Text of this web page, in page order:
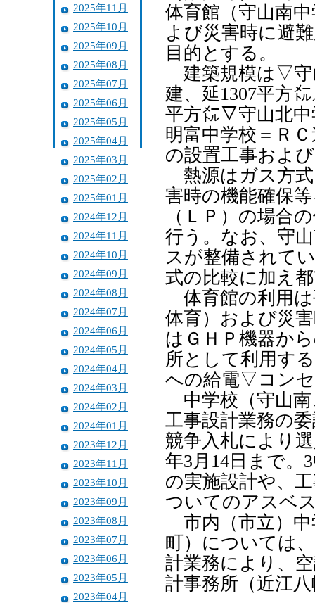
2025年11月
2025年10月
2025年09月
2025年08月
2025年07月
2025年06月
2025年05月
2025年04月
2025年03月
2025年02月
2025年01月
2024年12月
2024年11月
2024年10月
2024年09月
2024年08月
2024年07月
2024年06月
2024年05月
2024年04月
2024年03月
2024年02月
2024年01月
2023年12月
2023年11月
2023年10月
2023年09月
2023年08月
2023年07月
2023年06月
2023年05月
2023年04月
体育館（守山南
よび災害時に避
目的とする。
建築規模は▽守
建、延1307平方
平方㍍▽守山北中
明富中学校＝Ｒ
の設置工事およ
熱源はガス方式
害時の機能確保
（ＬＰ）の場合
行う。なお、守
スが整備されて
式の比較に加え
体育館の利用は
体育）および災
はＧＨＰ機器か
所として利用す
への給電▽コン
中学校（守山南
工事設計業務の
競争入札により
年3月14日まで。
の実施設計や、
ついてのアスベ
市内（市立）中
町）については
計業務により、
計事務所（近江